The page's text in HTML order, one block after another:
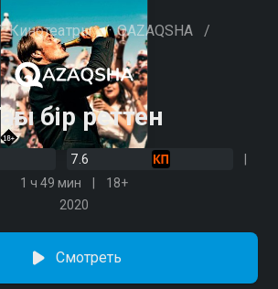
Кинотеатры / QAZAQSHA /
бір реттен
7.6
1 ч 49 мин
18+
2020
Смотреть